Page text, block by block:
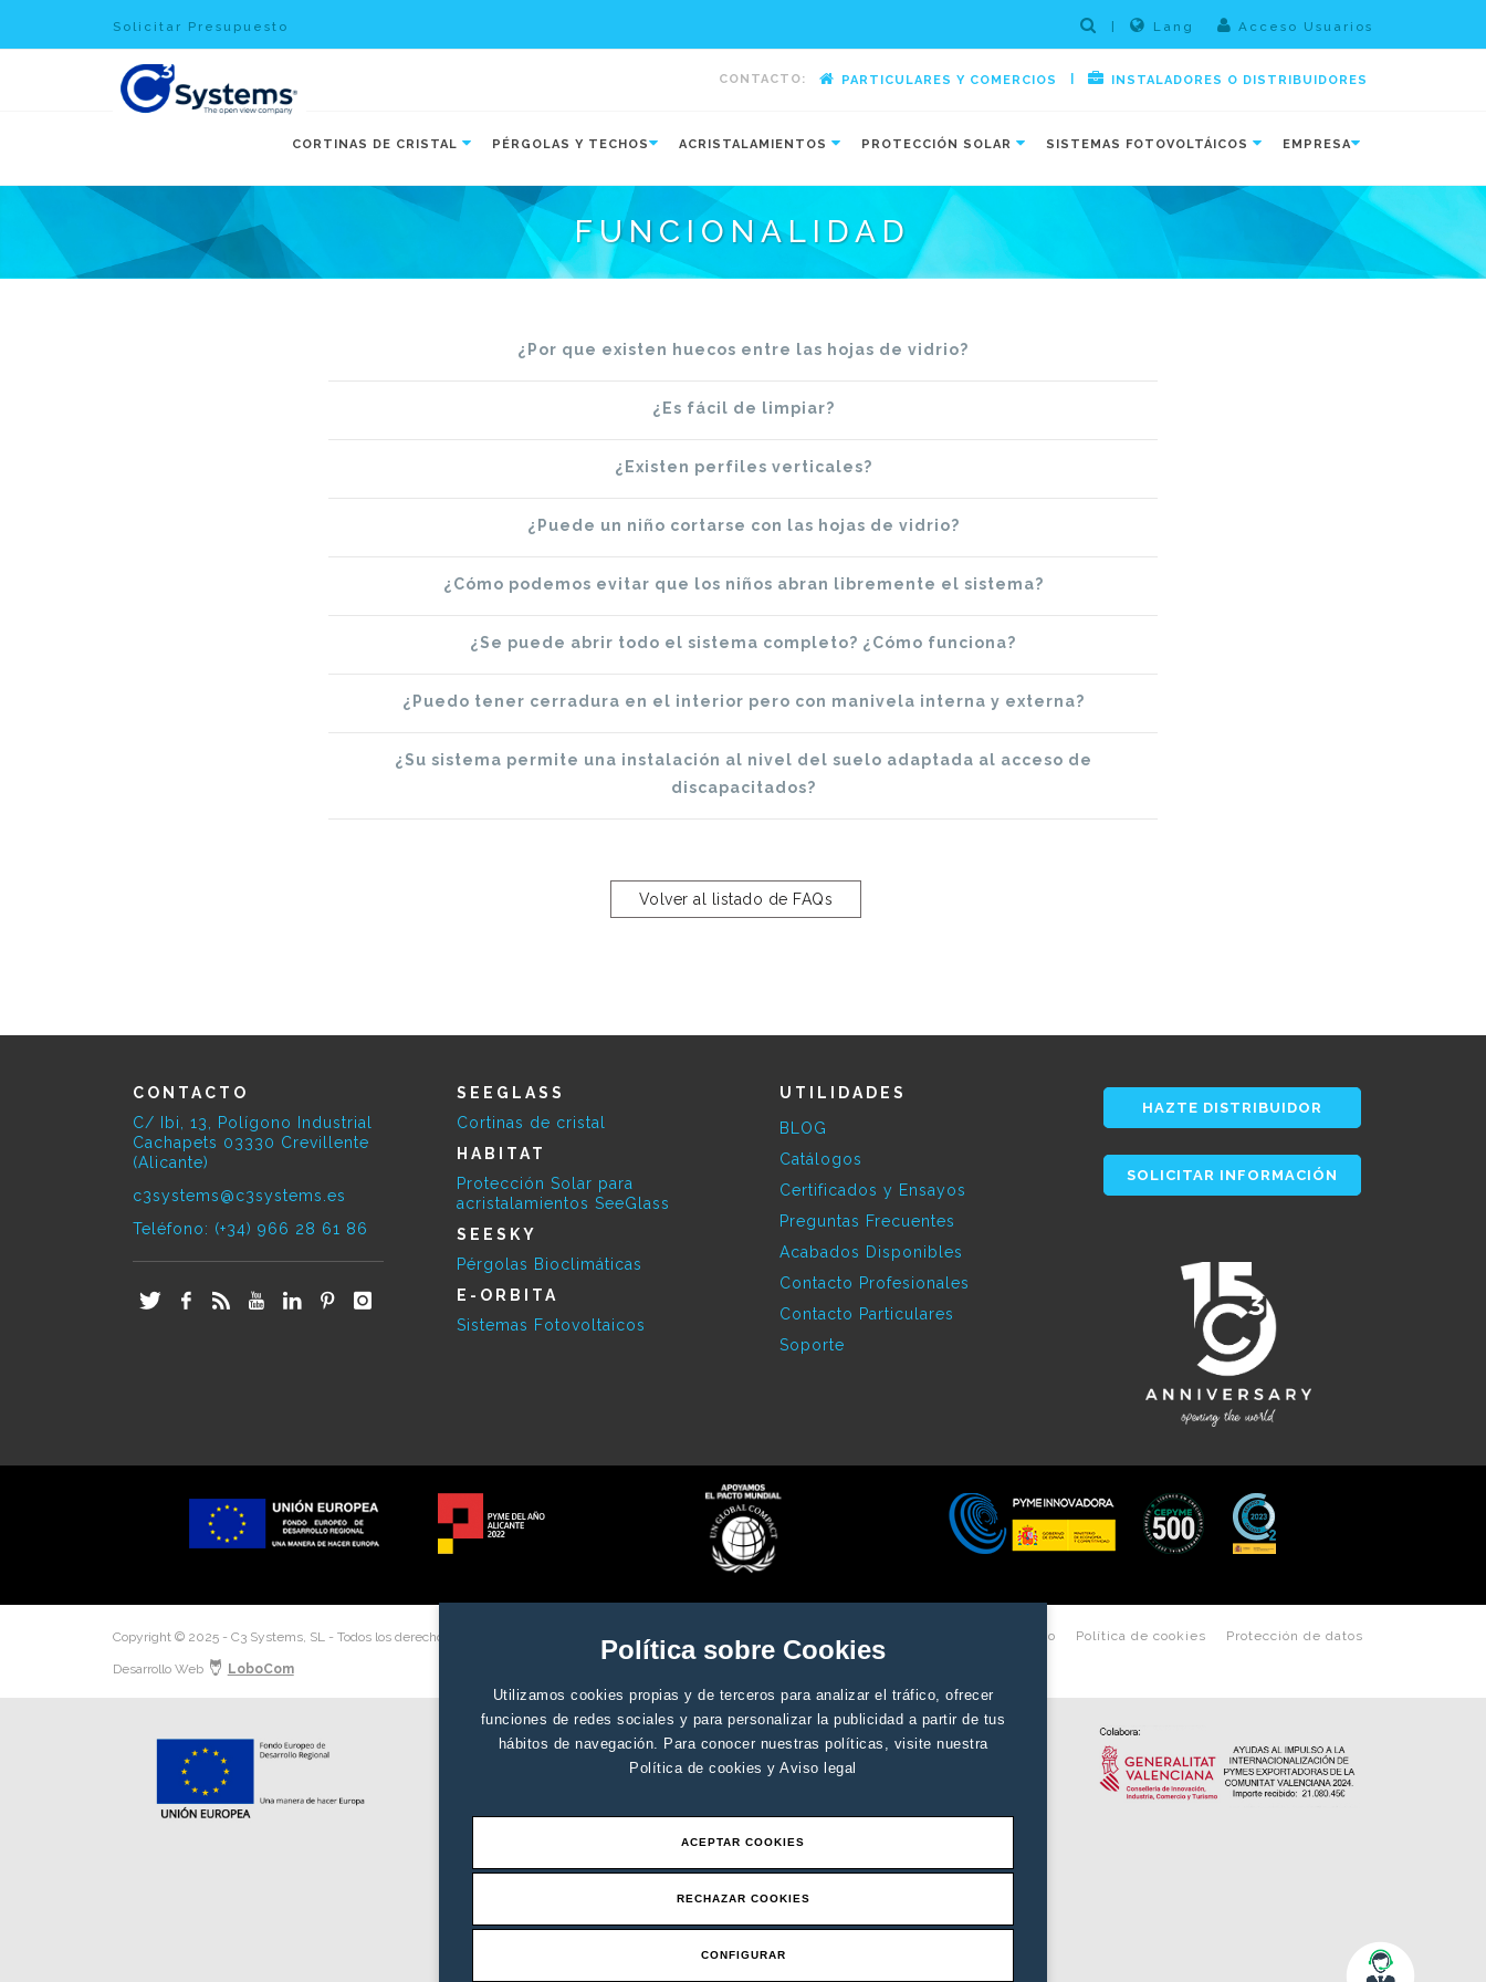
Política sobre Cookies
Utilizamos cookies propias y de terceros para analizar el tráfico, ofrecer
funciones de redes sociales y para personalizar la publicidad a partir de tus
hábitos de navegación. Para conocer nuestras políticas, visite nuestra
Política de cookiesyAviso legal
ACEPTAR COOKIES
RECHAZAR COOKIES
CONFIGURAR
Solicitar Presupuesto Acceso Usuarios
Lang
CONTACTO: PARTICULARES Y COMERCIOS INSTALADORES O DISTRIBUIDORES
CORTINAS DE CRISTAL PÉRGOLAS Y TECHOS ACRISTALAMIENTOS PROTECCIÓN SOLAR SISTEMAS FOTOVOLTÁICOS EMPRESA
FUNCIONALIDAD
¿Por que existen huecos entre las hojas de vidrio?
¿Es fácil de limpiar?
¿Existen perfiles verticales?
¿Puede un niño cortarse con las hojas de vidrio?
¿Cómo podemos evitar que los niños abran libremente el sistema?
¿Se puede abrir todo el sistema completo? ¿Cómo funciona?
¿Puedo tener cerradura en el interior pero con manivela interna y externa?
¿Su sistema permite una instalación al nivel del suelo adaptada al acceso de
discapacitados?
Volver al listado de FAQs
CONTACTO
C/ Ibi, 13, Polígono Industrial
Cachapets 03330 Crevillente
(Alicante)
c3systems@c3systems.es
Teléfono: (+34) 966 28 61 86
SEEGLASS
Cortinas de cristal
HABITAT
Protección Solar para
acristalamientos SeeGlass
SEESKY
Pérgolas Bioclimáticas
E-ORBITA
Sistemas Fotovoltaicos
UTILIDADES
BLOG
Catálogos
Certificados y Ensayos
Preguntas Frecuentes
Acabados Disponibles
Contacto Profesionales
Contacto Particulares
Soporte
HAZTE DISTRIBUIDOR
SOLICITAR INFORMACIÓN
Copyright © 2025 - C3 Systems, SL - Todos los derechos reservados
Desarrollo Web LoboCom
Protección de datos
Política de cookies
Aviso legal y condiciones generales de uso